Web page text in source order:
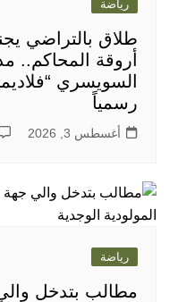
رياضة
طلاق بالتراضي
أروقة المحاكم..
السويسري
رسمياً
أغسطس 3, 2026
رياضة
مطالب بتدخل